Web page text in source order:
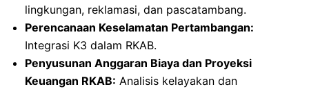
lingkungan, reklamasi, dan pascatambang.
Perencanaan Keselamatan Pertambangan:
Integrasi K3 dalam RKAB.
Penyusunan Anggaran Biaya dan Proyeksi
Keuangan RKAB: Analisis kelayakan dan